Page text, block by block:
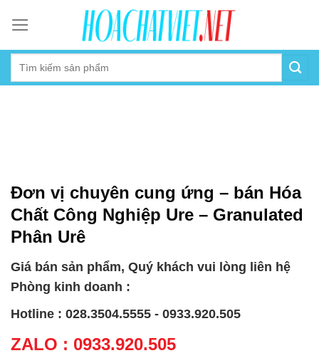
content
Đơn vị chuyên cung ứng – bán Hóa
Chất Công Nghiệp Ure – Granulated
Phân Urê
Giá bán sản phẩm, Quý khách vui lòng liên hệ
Phòng kinh doanh :
Hotline : 028.3504.5555 - 0933.920.505
ZALO : 0933.920.505